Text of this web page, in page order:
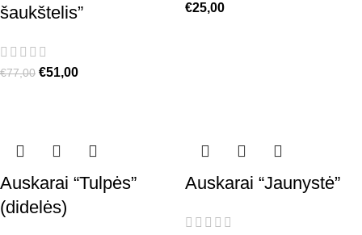
šaukštelis”
€77,00 €51,00
€25,00
Auskarai “Tulpės”
(didelės)
Auskarai “Jaunystė”